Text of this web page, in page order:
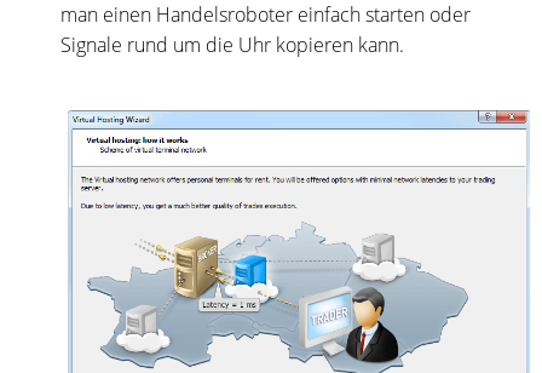
man einen Handelsroboter einfach starten oder
Signale rund um die Uhr kopieren kann.